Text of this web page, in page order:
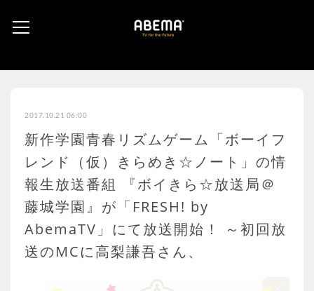
2017.10.21 06:00
新作学園青春リズムゲーム「ボーイフ
レンド（仮）きらめき☆ノート」の情
報生放送番組 『ボイきら☆放送局＠
藤城学園』が「FRESH! by
AbemaTV」にて放送開始！ ～初回放
送のMCに高梨謙吾さん、